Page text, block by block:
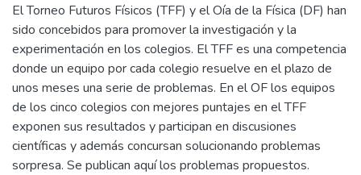
El Torneo Futuros Físicos (TFF) y el Oía de la Física (DF) han
sido concebidos para promover la investigación y la
experimentación en los colegios. El TFF es una competencia
donde un equipo por cada colegio resuelve en el plazo de
unos meses una serie de problemas. En el OF los equipos
de los cinco colegios con mejores puntajes en el TFF
exponen sus resultados y participan en discusiones
científicas y además concursan solucionando problemas
sorpresa. Se publican aquí los problemas propuestos.